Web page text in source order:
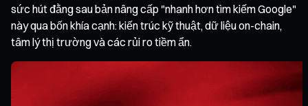
sức hút đằng sau bản nâng cấp "nhanh hơn tìm kiếm Google"
này qua bốn khía cạnh: kiến trúc kỹ thuật, dữ liệu on-chain,
tâm lý thị trường và các rủi ro tiềm ẩn.